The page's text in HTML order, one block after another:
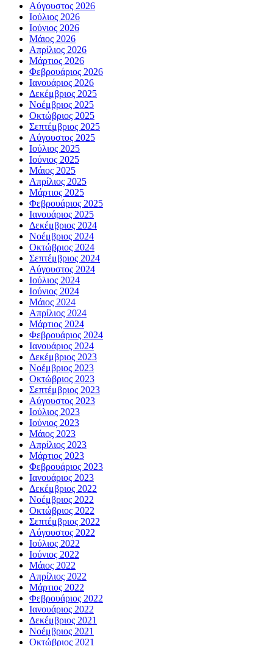
Αύγουστος 2026
Ιούλιος 2026
Ιούνιος 2026
Μάιος 2026
Απρίλιος 2026
Μάρτιος 2026
Φεβρουάριος 2026
Ιανουάριος 2026
Δεκέμβριος 2025
Νοέμβριος 2025
Οκτώβριος 2025
Σεπτέμβριος 2025
Αύγουστος 2025
Ιούλιος 2025
Ιούνιος 2025
Μάιος 2025
Απρίλιος 2025
Μάρτιος 2025
Φεβρουάριος 2025
Ιανουάριος 2025
Δεκέμβριος 2024
Νοέμβριος 2024
Οκτώβριος 2024
Σεπτέμβριος 2024
Αύγουστος 2024
Ιούλιος 2024
Ιούνιος 2024
Μάιος 2024
Απρίλιος 2024
Μάρτιος 2024
Φεβρουάριος 2024
Ιανουάριος 2024
Δεκέμβριος 2023
Νοέμβριος 2023
Οκτώβριος 2023
Σεπτέμβριος 2023
Αύγουστος 2023
Ιούλιος 2023
Ιούνιος 2023
Μάιος 2023
Απρίλιος 2023
Μάρτιος 2023
Φεβρουάριος 2023
Ιανουάριος 2023
Δεκέμβριος 2022
Νοέμβριος 2022
Οκτώβριος 2022
Σεπτέμβριος 2022
Αύγουστος 2022
Ιούλιος 2022
Ιούνιος 2022
Μάιος 2022
Απρίλιος 2022
Μάρτιος 2022
Φεβρουάριος 2022
Ιανουάριος 2022
Δεκέμβριος 2021
Νοέμβριος 2021
Οκτώβριος 2021